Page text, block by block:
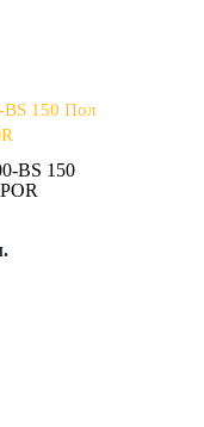
BS 150